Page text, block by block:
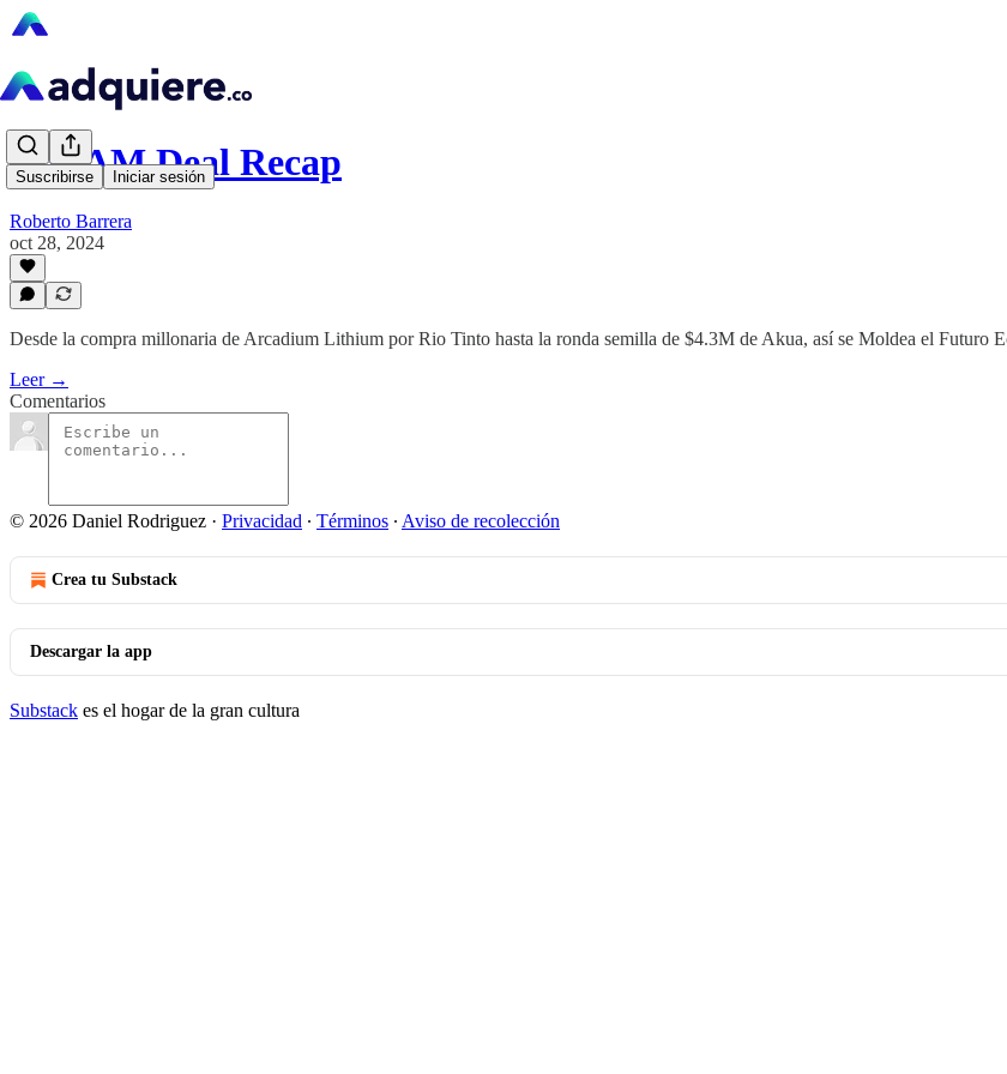
Suscribirse Iniciar sesión
LATAM Deal Recap
Roberto Barrera
oct 28, 2024
Desde la compra millonaria de Arcadium Lithium por Rio Tinto hasta la ronda semilla de $4.3M de Akua, así se Moldea el Futuro
Leer →
Comentarios
© 2026 Daniel Rodriguez · Privacidad ∙ Términos ∙ Aviso de recolección
Crea tu Substack
Descargar la app
Substack es el hogar de la gran cultura